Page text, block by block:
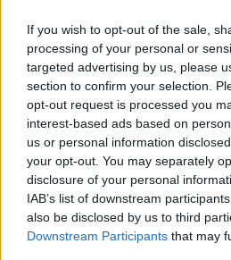
If you wish to opt-out of the sale,
processing of your personal or
targeted advertising by us, please
section to confirm your selection.
opt-out request is processed you
interest-based ads based on
us or personal information
your opt-out. You may separately
disclosure of your personal
IAB’s list of downstream
also be disclosed by us to third
Downstream Participants that may
χρηματοδότησης για
επιχειρηματικής
(mentoring) έως 900 ευρώ».